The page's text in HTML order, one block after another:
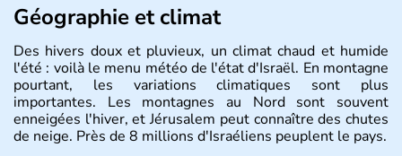
Géographie et climat
Des hivers doux et pluvieux, un climat chaud et humide
l'été : voilà le menu météo de l'état d'Israël. En montagne
pourtant, les variations climatiques sont plus
importantes. Les montagnes au Nord sont souvent
enneigées l'hiver, et Jérusalem peut connaître des chutes
de neige. Près de 8 millions d'Israéliens peuplent le pays.